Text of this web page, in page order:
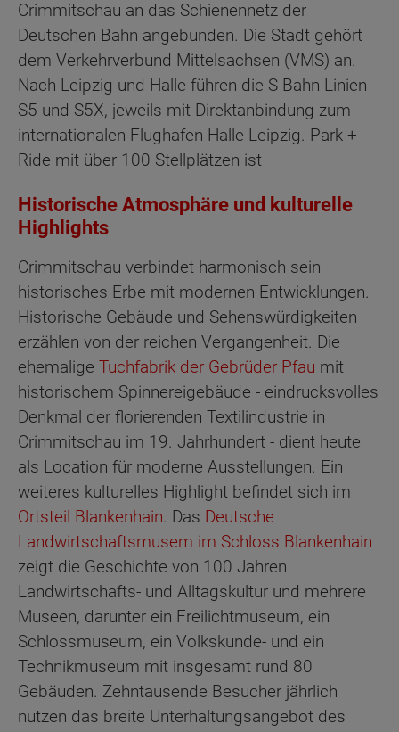
Crimmitschau an das Schienennetz der
Deutschen Bahn angebunden. Die Stadt gehört
dem Verkehrverbund Mittelsachsen (VMS) an.
Nach Leipzig und Halle führen die S-Bahn-Linien
S5 und S5X, jeweils mit Direktanbindung zum
internationalen Flughafen Halle-Leipzig. Park +
Ride mit über 100 Stellplätzen ist
Historische Atmosphäre und kulturelle
Highlights
Crimmitschau verbindet harmonisch sein
historisches Erbe mit modernen Entwicklungen.
Historische Gebäude und Sehenswürdigkeiten
erzählen von der reichen Vergangenheit. Die
ehemalige Tuchfabrik der Gebrüder Pfau mit
historischem Spinnereigebäude - eindrucksvolles
Denkmal der florierenden Textilindustrie in
Crimmitschau im 19. Jahrhundert - dient heute
als Location für moderne Ausstellungen. Ein
weiteres kulturelles Highlight befindet sich im
Ortsteil Blankenhain. Das Deutsche
Landwirtschaftsmusem im Schloss Blankenhain
zeigt die Geschichte von 100 Jahren
Landwirtschafts- und Alltagskultur und mehrere
Museen, darunter ein Freilichtmuseum, ein
Schlossmuseum, ein Volkskunde- und ein
Technikmuseum mit insgesamt rund 80
Gebäuden. Zehntausende Besucher jährlich
nutzen das breite Unterhaltungsangebot des